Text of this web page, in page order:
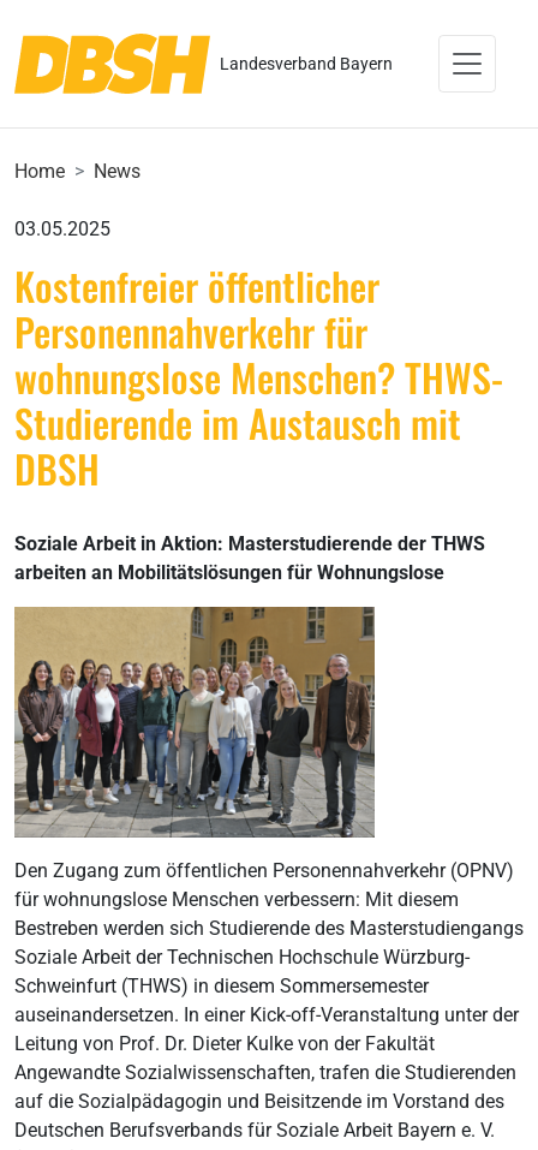
Landesverband Bayern
Home News
03.05.2025
Kostenfreier öffentlicher
Personennahverkehr für
wohnungslose Menschen? THWS-
Studierende im Austausch mit
DBSH
Soziale Arbeit in Aktion: Masterstudierende der THWS
arbeiten an Mobilitätslösungen für Wohnungslose
Den Zugang zum öffentlichen Personennahverkehr (OPNV)
für wohnungslose Menschen verbessern: Mit diesem
Bestreben werden sich Studierende des Masterstudiengangs
Soziale Arbeit der Technischen Hochschule Würzburg-
Schweinfurt (THWS) in diesem Sommersemester
auseinandersetzen. In einer Kick-off-Veranstaltung unter der
Leitung von Prof. Dr. Dieter Kulke von der Fakultät
Angewandte Sozialwissenschaften, trafen die Studierenden
auf die Sozialpädagogin und Beisitzende im Vorstand des
Deutschen Berufsverbands für Soziale Arbeit Bayern e. V.